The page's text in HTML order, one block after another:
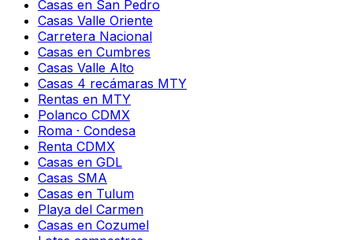
Casas en San Pedro
Casas Valle Oriente
Carretera Nacional
Casas en Cumbres
Casas Valle Alto
Casas 4 recámaras MTY
Rentas en MTY
Polanco CDMX
Roma · Condesa
Renta CDMX
Casas en GDL
Casas SMA
Casas en Tulum
Playa del Carmen
Casas en Cozumel